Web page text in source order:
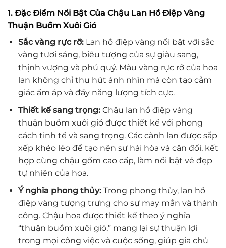
1. Đặc Điểm Nổi Bật Của Chậu Lan Hồ Điệp Vàng
Thuận Buồm Xuôi Gió
Sắc vàng rực rỡ:Lan hồ điệp vàng nổi bật với sắc
vàng tươi sáng, biểu tượng của sự giàu sang,
thịnh vượng và phú quý. Màu vàng rực rỡ của hoa
lan không chỉ thu hút ánh nhìn mà còn tạo cảm
giác ấm áp và đầy năng lượng tích cực.
Thiết kế sang trọng:Chậu lan hồ điệp vàng
thuận buồm xuôi gió được thiết kế với phong
cách tinh tế và sang trọng. Các cành lan được sắp
xếp khéo léo để tạo nên sự hài hòa và cân đối, kết
hợp cùng chậu gốm cao cấp, làm nổi bật vẻ đẹp
tự nhiên của hoa.
Ý nghĩa phong thủy:Trong phong thủy, lan hồ
điệp vàng tượng trưng cho sự may mắn và thành
công. Chậu hoa được thiết kế theo ý nghĩa
“thuận buồm xuôi gió,” mang lại sự thuận lợi
trong mọi công việc và cuộc sống, giúp gia chủ